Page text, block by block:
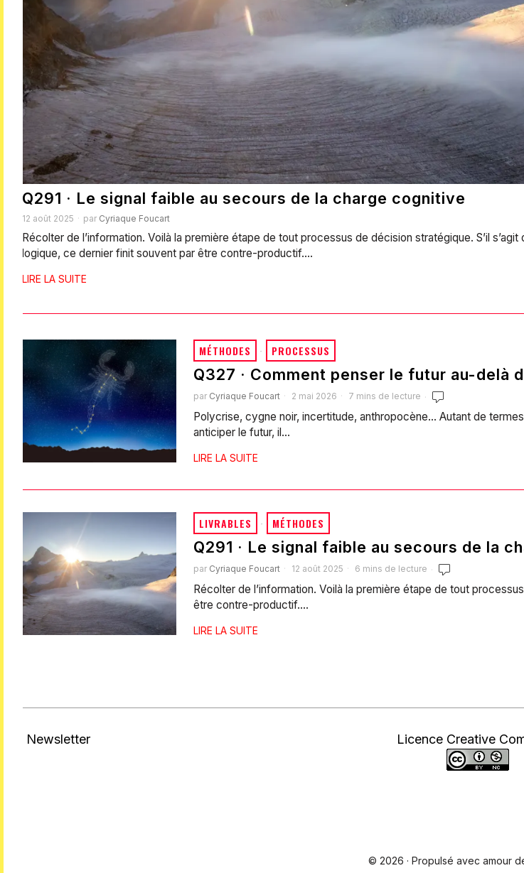
Q291 · Le signal faible au secours de la charge cognitive
12 août 2025 par Cyriaque Foucart
Récolter de l’information. Voilà la première étape de tout processus de décision stratégique. S’il s’agit
logique, ce dernier finit souvent par être contre-productif.…
LIRE LA SUITE
MÉTHODES · PROCESSUS
Q327 · Comment penser le futur au-delà
par Cyriaque Foucart 2 mai 2026 7 mins de lecture
Polycrise, cygne noir, incertitude, anthropocène… Autant de
anticiper le futur, il…
LIRE LA SUITE
LIVRABLES · MÉTHODES
Q291 · Le signal faible au secours de la
par Cyriaque Foucart 12 août 2025 6 mins de lecture
Récolter de l’information. Voilà la première étape de tout
être contre-productif.…
LIRE LA SUITE
Newsletter Licence Creative
© 2026 · Propulsé avec amour